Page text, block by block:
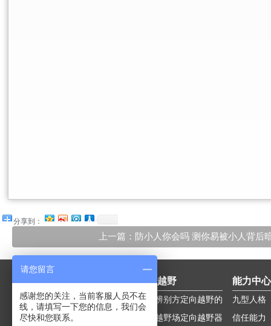
分享到：
上一篇：防小人你会吗 测你易被小人背后
拓展训练
经典拓展团
建
红建活动团
企业沙盘团
定向越野
野外辨别方定向越野的
技能
定向越野场定向越野器
能力中心
九型人格
信任能力
请您留言
感谢您的关注，当前客服人员不在
线，请填写一下您的信息，我们会
尽快和您联系。